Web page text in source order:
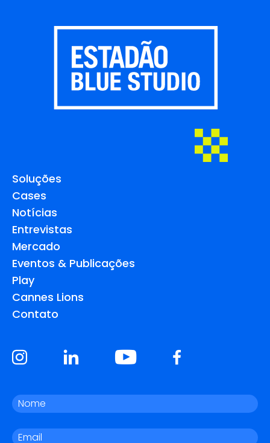
Soluções
Cases
Notícias
Entrevistas
Mercado
Eventos & Publicações
Play
Cannes Lions
Contato